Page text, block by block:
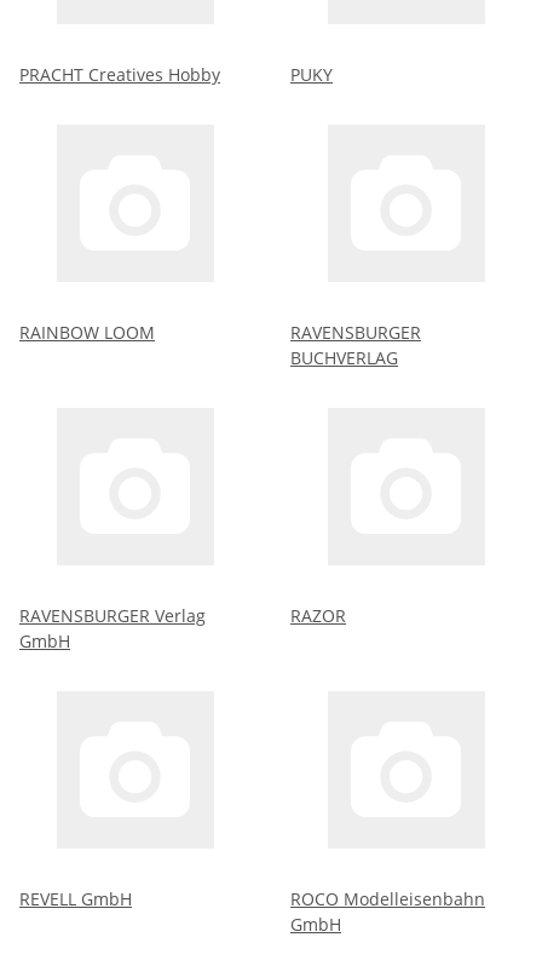
PRACHT Creatives Hobby PUKY
RAINBOW LOOM
RAVENSBURGER
BUCHVERLAG
RAVENSBURGER Verlag
GmbH
RAZOR
REVELL GmbH
ROCO Modelleisenbahn
GmbH